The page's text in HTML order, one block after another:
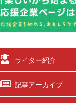
ライター紹介
記事アーカイブ